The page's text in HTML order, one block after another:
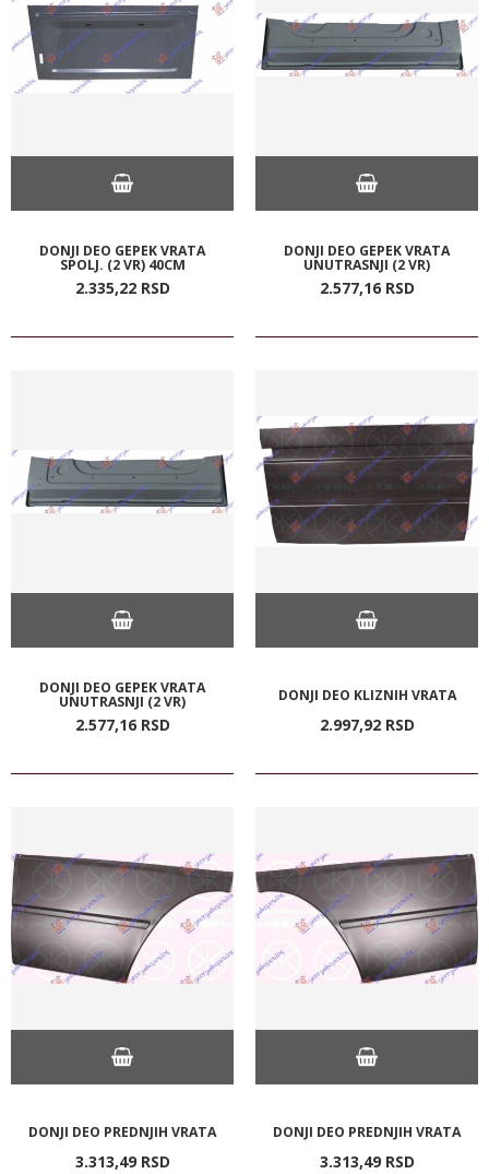
DONJI DEO GEPEK VRATA
SPOLJ. (2 VR) 40CM
2.335,22 RSD
DONJI DEO GEPEK VRATA
UNUTRASNJI (2 VR)
2.577,16 RSD
DONJI DEO GEPEK VRATA
UNUTRASNJI (2 VR)
2.577,16 RSD
DONJI DEO KLIZNIH VRATA
2.997,92 RSD
DONJI DEO PREDNJIH VRATA
3.313,49 RSD
DONJI DEO PREDNJIH VRATA
3.313,49 RSD